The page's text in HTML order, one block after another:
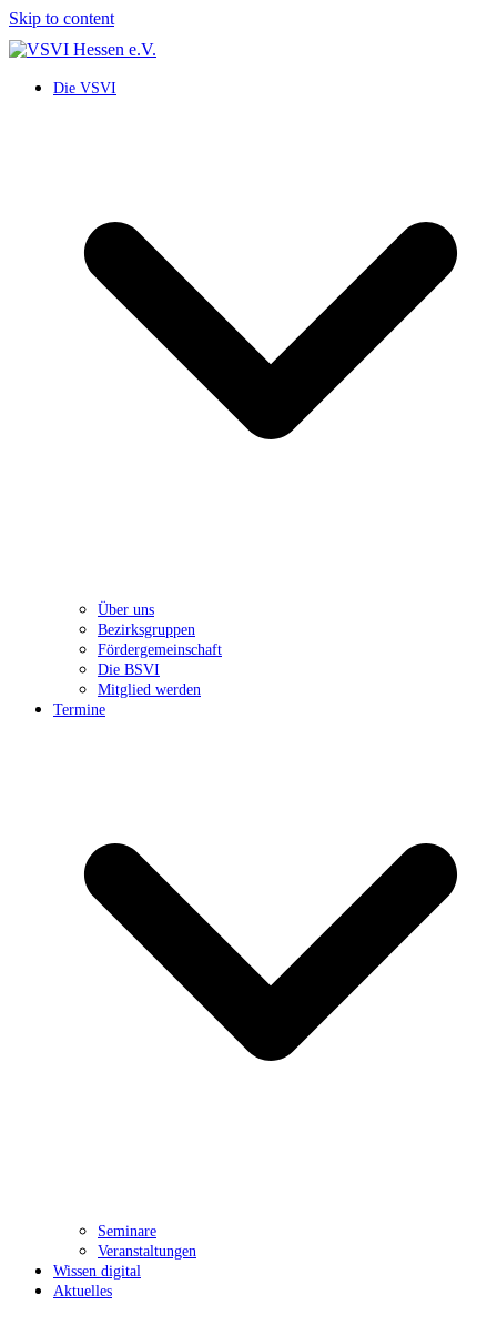
Skip to content
Die VSVI
Über uns
Bezirksgruppen
Fördergemeinschaft
Die BSVI
Mitglied werden
Termine
Seminare
Veranstaltungen
Wissen digital
Aktuelles